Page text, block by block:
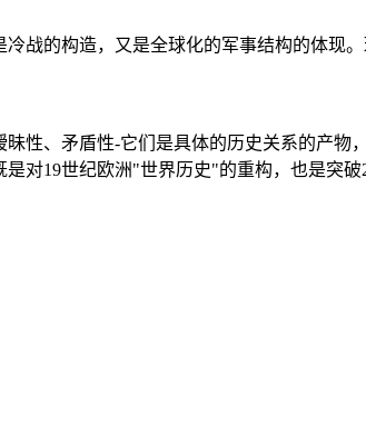
战的构造，又是全球化的军事结构的体现
性、矛盾性-它们是具体的历史关系的产物
对19世纪欧洲"世界历史"的重构，也是突